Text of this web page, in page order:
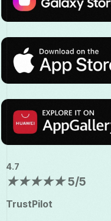
4.7
★★★★★ 5/5
TrustPilot